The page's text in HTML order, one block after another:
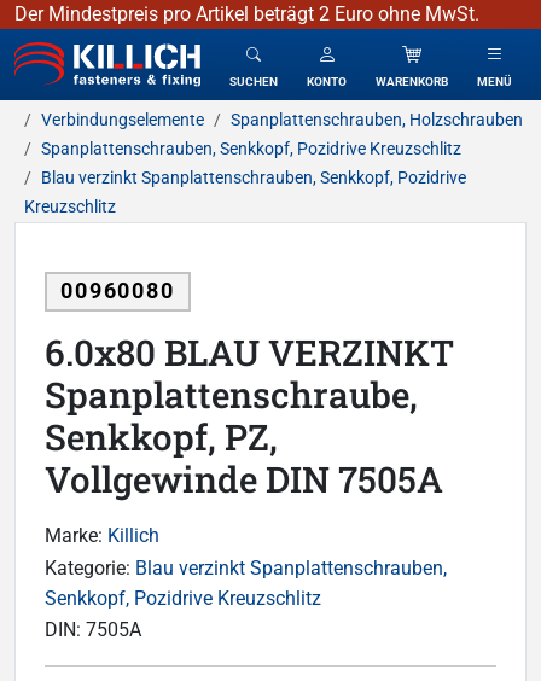
Der Mindestpreis pro Artikel beträgt 2 Euro ohne MwSt.
KILLICH - Verbindungselemente
SUCHEN KONTO WARENKORB MENÜ
Verbindungselemente
Spanplattenschrauben, Holzschrauben
Spanplattenschrauben, Senkkopf, Pozidrive Kreuzschlitz
Blau verzinkt Spanplattenschrauben, Senkkopf, Pozidrive
Kreuzschlitz
00960080
6.0x80 BLAU VERZINKT
Spanplattenschraube,
Senkkopf, PZ,
Vollgewinde DIN 7505A
Marke: Killich
Kategorie: Blau verzinkt Spanplattenschrauben,
Senkkopf, Pozidrive Kreuzschlitz
DIN: 7505A